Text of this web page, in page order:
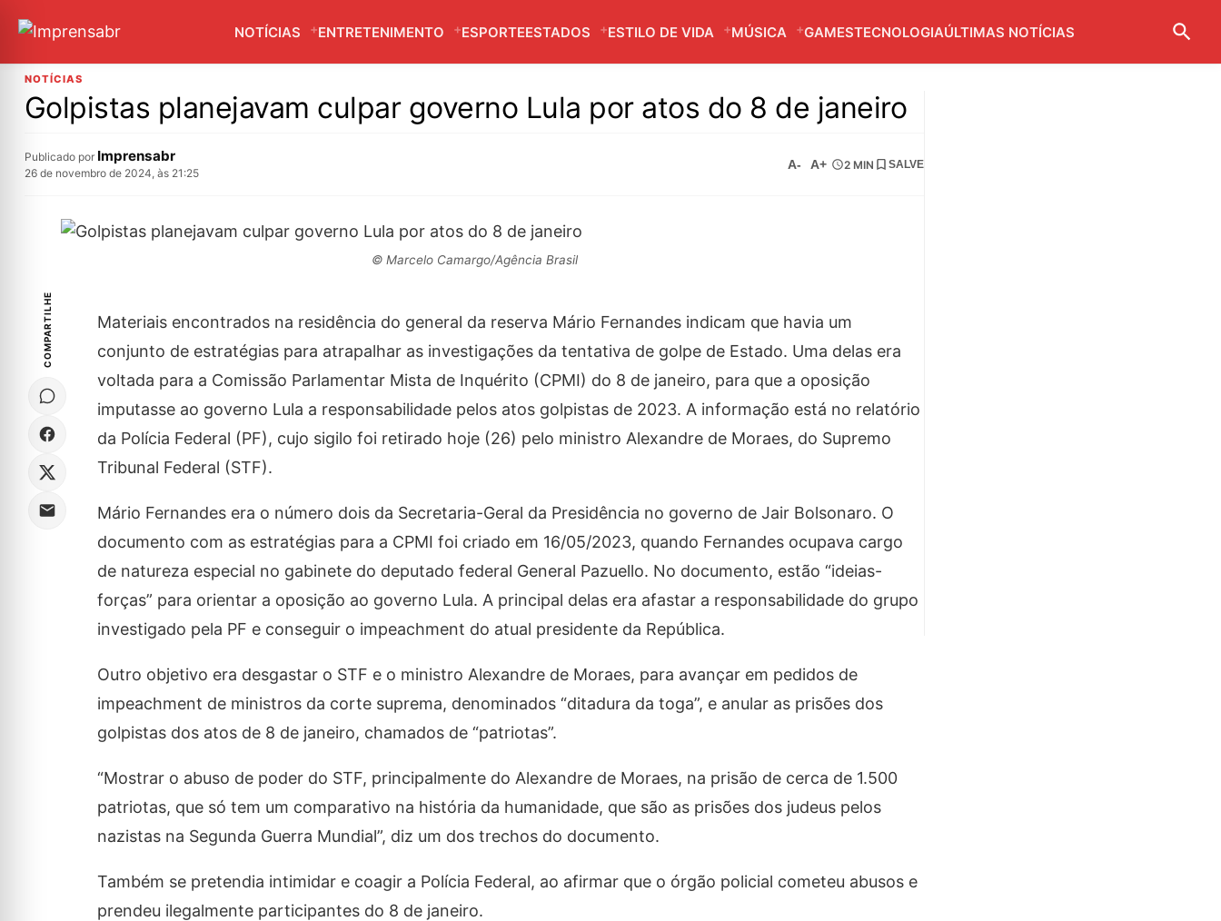
NOTÍCIAS ENTRETENIMENTO ESPORTEESTADOS ESTILO DE VIDA MÚSICA GAMESTECNOLOGIAÚLTIMAS NOTÍCIAS
NOTÍCIAS
Golpistas planejavam culpar governo Lula por atos do 8 de janeiro
Publicado por Imprensabr
26 de novembro de 2024, às 21:25
A- A+ 2 MIN SALVE
© Marcelo Camargo/Agência Brasil
COMPARTILHE
Materiais encontrados na residência do general da reserva Mário Fernandes indicam que havia um
conjunto de estratégias para atrapalhar as investigações da tentativa de golpe de Estado. Uma delas era
voltada para a Comissão Parlamentar Mista de Inquérito (CPMI) do 8 de janeiro, para que a oposição
imputasse ao governo Lula a responsabilidade pelos atos golpistas de 2023. A informação está no relatório
da Polícia Federal (PF), cujo sigilo foi retirado hoje (26) pelo ministro Alexandre de Moraes, do Supremo
Tribunal Federal (STF).
Mário Fernandes era o número dois da Secretaria-Geral da Presidência no governo de Jair Bolsonaro. O
documento com as estratégias para a CPMI foi criado em 16/05/2023, quando Fernandes ocupava cargo
de natureza especial no gabinete do deputado federal General Pazuello. No documento, estão “ideias-
forças” para orientar a oposição ao governo Lula. A principal delas era afastar a responsabilidade do grupo
investigado pela PF e conseguir o impeachment do atual presidente da República.
Outro objetivo era desgastar o STF e o ministro Alexandre de Moraes, para avançar em pedidos de
impeachment de ministros da corte suprema, denominados “ditadura da toga”, e anular as prisões dos
golpistas dos atos de 8 de janeiro, chamados de “patriotas”.
“Mostrar o abuso de poder do STF, principalmente do Alexandre de Moraes, na prisão de cerca de 1.500
patriotas, que só tem um comparativo na história da humanidade, que são as prisões dos judeus pelos
nazistas na Segunda Guerra Mundial”, diz um dos trechos do documento.
Também se pretendia intimidar e coagir a Polícia Federal, ao afirmar que o órgão policial cometeu abusos e
prendeu ilegalmente participantes do 8 de janeiro.